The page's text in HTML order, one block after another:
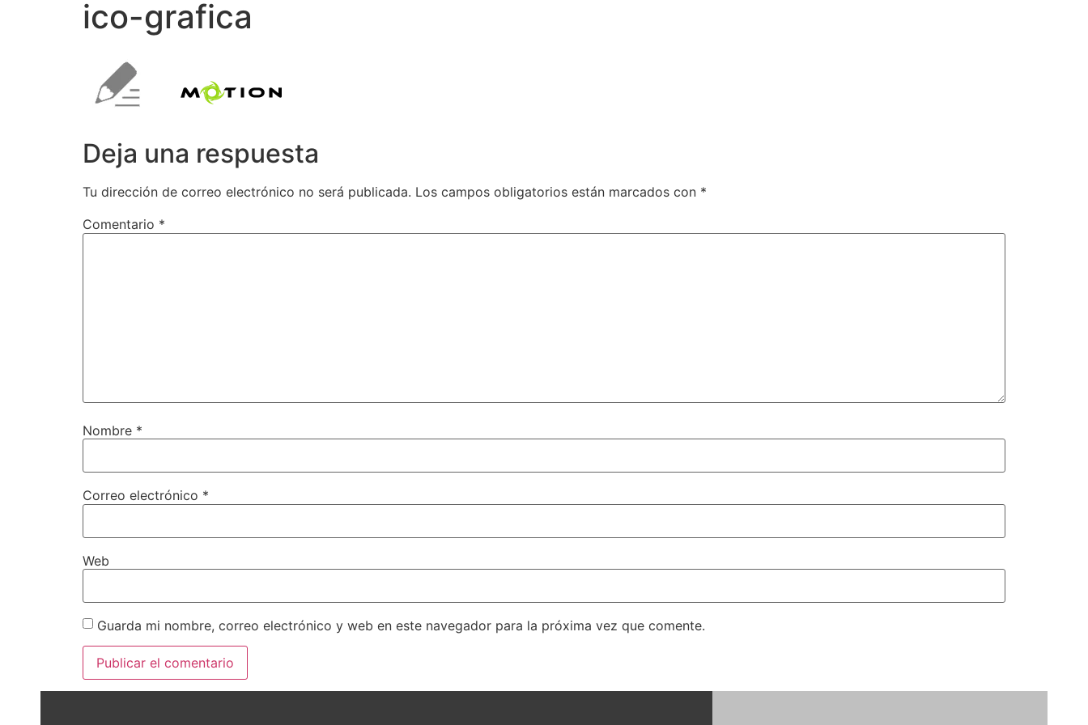
ico-grafica
Deja una respuesta
Tu dirección de correo electrónico no será publicada. Los campos obligatorios están marcados con *
Comentario *
Nombre *
Correo electrónico *
Web
Guarda mi nombre, correo electrónico y web en este navegador para la próxima vez que comente.